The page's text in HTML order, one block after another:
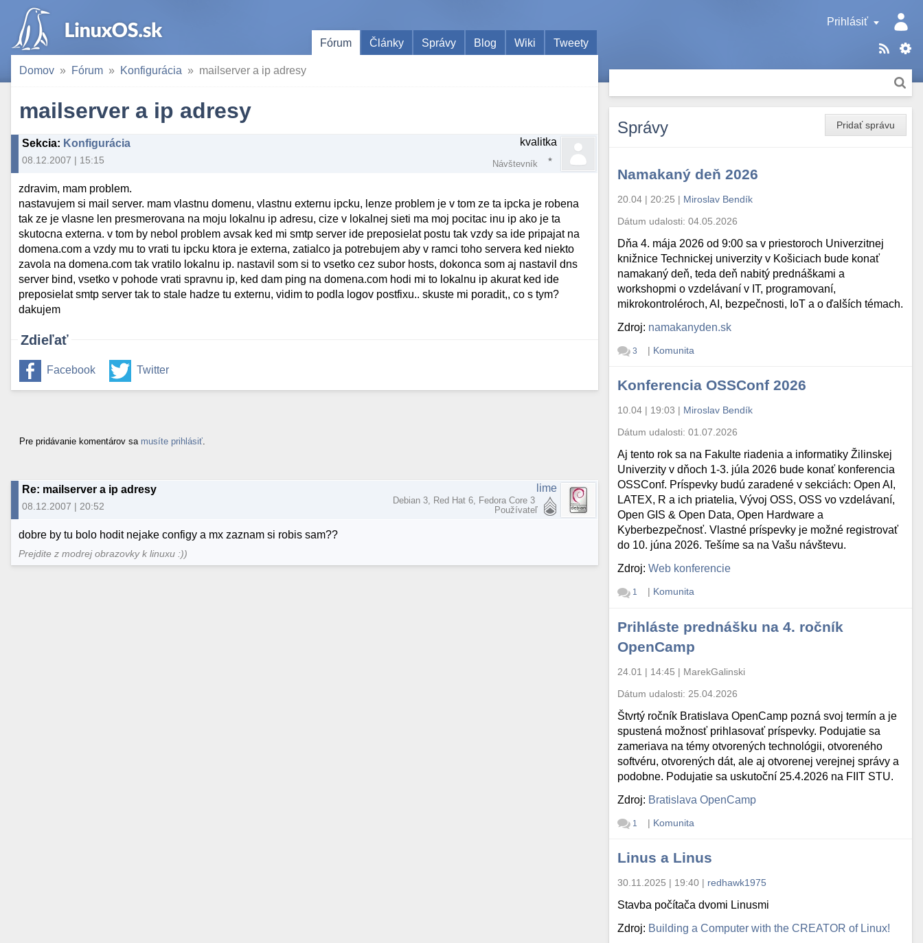
Prihlásiť
Fórum
Články Správy Blog Wiki Tweety
Domov Fórum Konfigurácia mailserver a ip adresy
mailserver a ip adresy
Sekcia: Konfigurácia
08.12.2007 | 15:15
kvalitka
Návštevník
zdravim, mam problem.
nastavujem si mail server. mam vlastnu domenu, vlastnu externu ipcku, lenze problem je v tom ze ta ipcka je robena
tak ze je vlasne len presmerovana na moju lokalnu ip adresu, cize v lokalnej sieti ma moj pocitac inu ip ako je ta
skutocna externa. v tom by nebol problem avsak ked mi smtp server ide preposielat postu tak vzdy sa ide pripajat na
domena.com a vzdy mu to vrati tu ipcku ktora je externa, zatialco ja potrebujem aby v ramci toho servera ked niekto
zavola na domena.com tak vratilo lokalnu ip. nastavil som si to vsetko cez subor hosts, dokonca som aj nastavil dns
server bind, vsetko v pohode vrati spravnu ip, ked dam ping na domena.com hodi mi to lokalnu ip akurat ked ide
preposielat smtp server tak to stale hadze tu externu, vidim to podla logov postfixu.. skuste mi poradit,, co s tym?
dakujem
Zdieľať
Facebook Twitter
Pre pridávanie komentárov sa musíte prihlásiť
Re: mailserver a ip adresy
08.12.2007 | 20:52
lime
Debian 3, Red Hat 6, Fedora Core 3
Používateľ
dobre by tu bolo hodit nejake configy a mx zaznam si robis sam??
Prejdite z modrej obrazovky k linuxu :))
Pridať správu
Správy
Namakaný deň 2026
20.04 | 20:25 | Miroslav Bendík
Dátum udalosti:04.05.2026
Dňa 4. mája 2026 od 9:00 sa v priestoroch Univerzitnej
knižnice Technickej univerzity v Košiciach bude konať
namakaný deň, teda deň nabitý prednáškami a
workshopmi o vzdelávaní v IT, programovaní,
mikrokontroléroch, AI, bezpečnosti, IoT a o ďalších témach.
Zdroj: namakanyden.sk
3 | Komunita
Konferencia OSSConf 2026
10.04 | 19:03 | Miroslav Bendík
Dátum udalosti:01.07.2026
Aj tento rok sa na Fakulte riadenia a informatiky Žilinskej
Univerzity v dňoch 1-3. júla 2026 bude konať konferencia
OSSConf. Príspevky budú zaradené v sekciách: Open AI,
LATEX, R a ich priatelia, Vývoj OSS, OSS vo vzdelávaní,
Open GIS & Open Data, Open Hardware a
Kyberbezpečnosť. Vlastné príspevky je možné registrovať
do 10. júna 2026. Tešíme sa na Vašu návštevu.
Zdroj:Web konferencie
1 | Komunita
Prihláste prednášku na 4. ročník
OpenCamp
24.01 | 14:45 | MarekGalinski
Dátum udalosti: 25.04.2026
Štvrtý ročník Bratislava OpenCamp pozná svoj termín a je
spustená možnosť prihlasovať príspevky. Podujatie sa
zameriava na témy otvorených technológii, otvoreného
softvéru, otvorených dát, ale aj otvorenej verejnej správy a
podobne. Podujatie sa uskutoční 25.4.2026 na FIIT STU.
Zdroj: Bratislava OpenCamp
1 | Komunita
Linus a Linus
30.11.2025 | 19:40 | redhawk1975
Stavba počítača dvomi Linusmi
Zdroj: Building a Computer with the CREATOR of Linux!